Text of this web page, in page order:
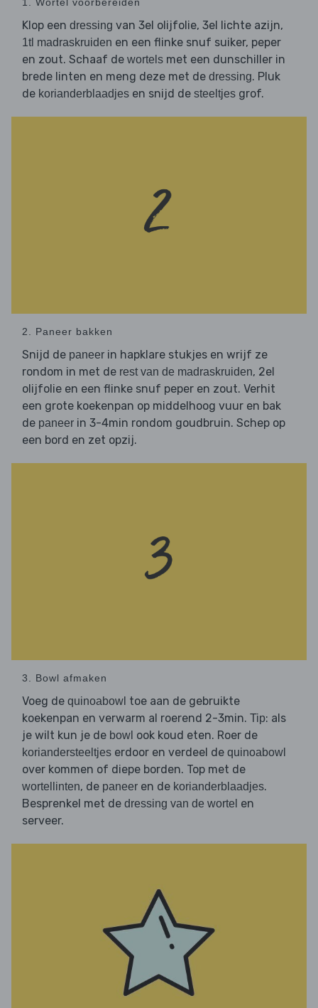
Klop een dressing van 3el olijfolie, 3el lichte azijn,
1tl madraskruiden en een flinke snuf suiker, peper
en zout. Schaaf de wortels met een dunschiller in
brede linten en meng deze met de dressing. Pluk
de korianderblaadjes en snijd de steeltjes grof.
2. Paneer bakken
Snijd de paneer in hapklare stukjes en wrijf ze
rondom in met de rest van de madraskruiden, 2el
olijfolie en een flinke snuf peper en zout. Verhit
een grote koekenpan op middelhoog vuur en bak
de paneer in 3-4min rondom goudbruin. Schep op
een bord en zet opzij.
3. Bowl afmaken
Voeg de quinoabowl toe aan de gebruikte
koekenpan en verwarm al roerend 2-3min. Tip: als
je wilt kun je de bowl ook koud eten. Roer de
koriandersteeltjes erdoor en verdeel de quinoabowl
over kommen of diepe borden. Top met de
wortellinten, de paneer en de korianderblaadjes.
Besprenkel met de dressing van de wortel en
serveer.